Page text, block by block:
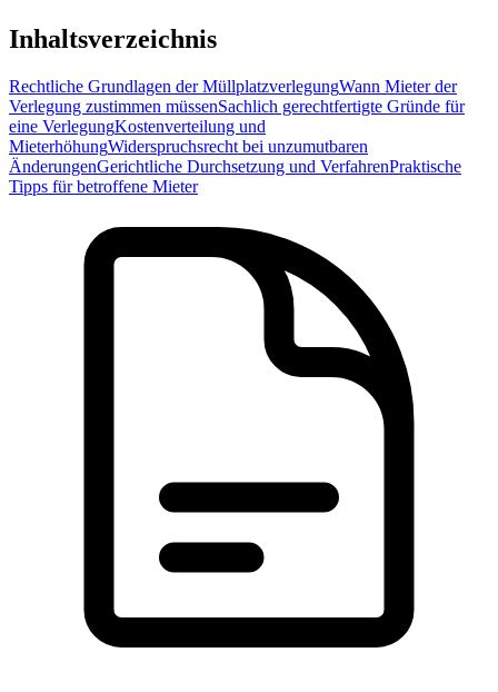
Inhaltsverzeichnis
Rechtliche Grundlagen der MüllplatzverlegungWann Mieter der
Verlegung zustimmen müssenSachlich gerechtfertigte Gründe für
eine VerlegungKostenverteilung und
MieterhöhungWiderspruchsrecht bei unzumutbaren
ÄnderungenGerichtliche Durchsetzung und VerfahrenPraktische
Tipps für betroffene Mieter